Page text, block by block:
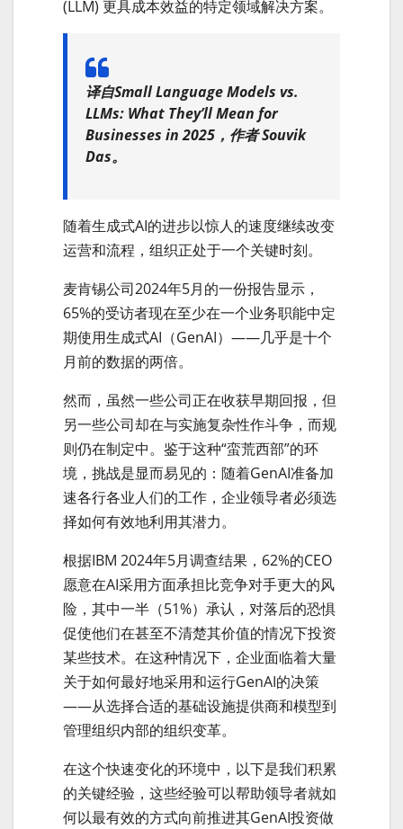
(LLM) 更具成本效益的特定领域解决方案。
译自Small Language Models vs.
LLMs: What They’ll Mean for
Businesses in 2025，作者 Souvik
Das。
随着生成式AI的进步以惊人的速度继续改变
运营和流程，组织正处于一个关键时刻。
麦肯锡公司2024年5月的一份报告显示，
65%的受访者现在至少在一个业务职能中定
期使用生成式AI（GenAI）——几乎是十个
月前的数据的两倍。
然而，虽然一些公司正在收获早期回报，但
另一些公司却在与实施复杂性作斗争，而规
则仍在制定中。鉴于这种“蛮荒西部”的环
境，挑战是显而易见的：随着GenAI准备加
速各行各业人们的工作，企业领导者必须选
择如何有效地利用其潜力。
根据IBM 2024年5月调查结果，62%的CEO
愿意在AI采用方面承担比竞争对手更大的风
险，其中一半（51%）承认，对落后的恐惧
促使他们在甚至不清楚其价值的情况下投资
某些技术。在这种情况下，企业面临着大量
关于如何最好地采用和运行GenAI的决策
——从选择合适的基础设施提供商和模型到
管理组织内部的组织变革。
在这个快速变化的环境中，以下是我们积累
的关键经验，这些经验可以帮助领导者就如
何以最有效的方式向前推进其GenAI投资做